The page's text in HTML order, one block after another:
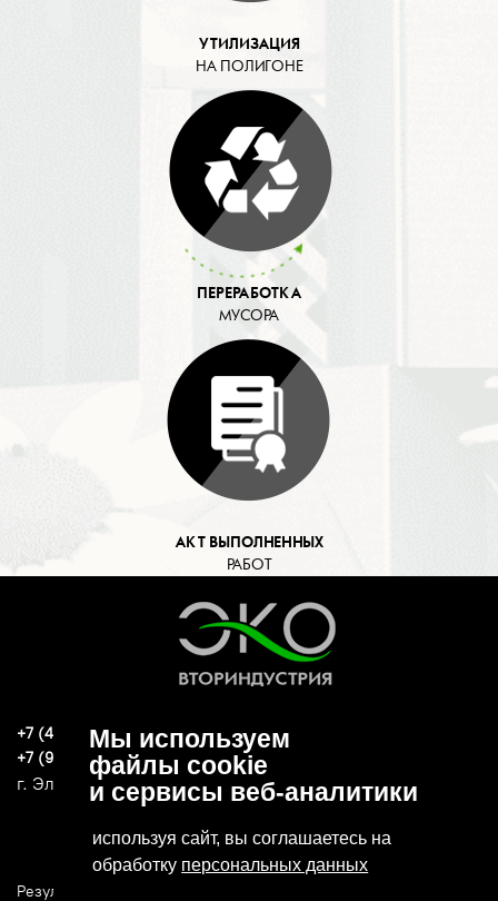
Мы используем
файлы cookie
и сервисы веб-аналитики
используя сайт, вы соглашаетесь на
обработку персональных данных
УТИЛИЗАЦИЯ
НА ПОЛИГОНЕ
ПЕРЕРАБОТКА
МУСОРА
АКТ ВЫПОЛНЕННЫХ
РАБОТ
г. Электросталь, ул. Спортивная, д. 47А
ekoind93@yandex.ru
+7 (496) 570-37-15
+7 (919) 776-04-79
Результаты СОУТ